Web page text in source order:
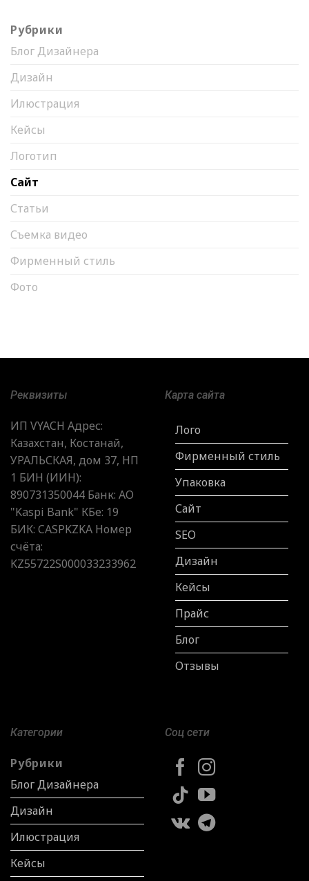
Рубрики
Блог Дизайнера
Дизайн
Илюстрация
Кейсы
Логотип
Сайт
Статьи
Съемка видео
Фирменный стиль
Фото
Реквизиты
ИП VYACH Адрес:
Казахстан, Костанай,
УРАЛЬСКАЯ, дом 37, НП
1 БИН (ИИН):
890731350044 Банк: АО
"Kaspi Bank" КБе: 19
БИК: CASPKZKA Номер
счёта:
KZ55722S000033233962
Карта сайта
Лого
Фирменный стиль
Упаковка
Сайт
SEO
Дизайн
Кейсы
Прайс
Блог
Отзывы
Категории
Рубрики
Блог Дизайнера
Дизайн
Илюстрация
Кейсы
Соц сети